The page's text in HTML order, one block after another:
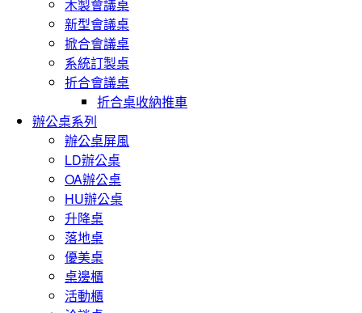
木製會議桌
新型會議桌
掀合會議桌
系統訂製桌
折合會議桌
折合桌收納推車
辦公桌系列
辦公桌屏風
LD辦公桌
OA辦公桌
HU辦公桌
升降桌
落地桌
優美桌
桌邊櫃
活動櫃